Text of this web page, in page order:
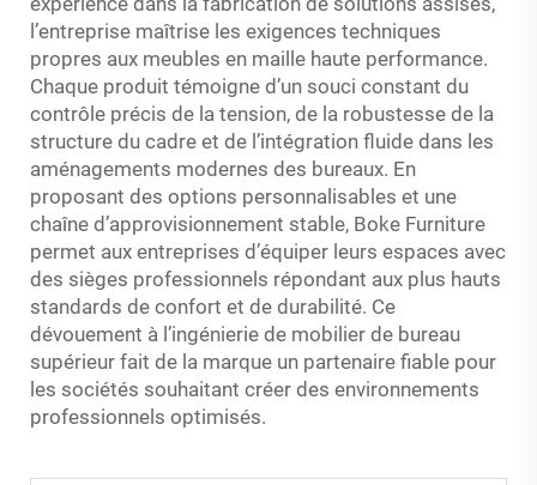
l’entreprise maîtrise les exigences techniques
propres aux meubles en maille haute performance.
Chaque produit témoigne d’un souci constant du
contrôle précis de la tension, de la robustesse de la
structure du cadre et de l’intégration fluide dans les
aménagements modernes des bureaux. En
proposant des options personnalisables et une
chaîne d’approvisionnement stable, Boke Furniture
permet aux entreprises d’équiper leurs espaces avec
des sièges professionnels répondant aux plus hauts
standards de confort et de durabilité. Ce
dévouement à l’ingénierie de mobilier de bureau
supérieur fait de la marque un partenaire fiable pour
les sociétés souhaitant créer des environnements
professionnels optimisés.